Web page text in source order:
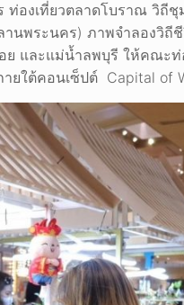
องเที่ยวตลาดโบราณ วิถี
นพระนคร) ภาพจำลองวิ
ย และแม่น้ำลพบุรี ให้คณะ
ต้คอนเซ็ปต์ Capital of